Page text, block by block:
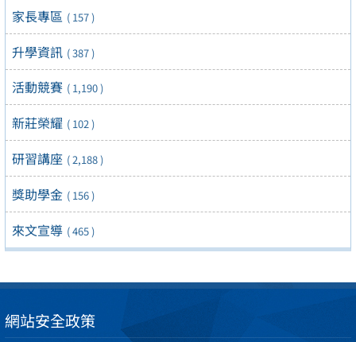
家長專區 ( 157 )
升學資訊 ( 387 )
活動競賽 ( 1,190 )
新莊榮耀 ( 102 )
研習講座 ( 2,188 )
獎助學金 ( 156 )
來文宣導 ( 465 )
網站安全政策